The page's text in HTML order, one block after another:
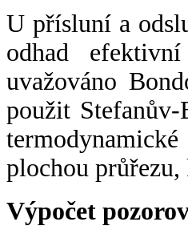
U přísluní a
odhad
uvažováno
použit
plochou
Výpočet